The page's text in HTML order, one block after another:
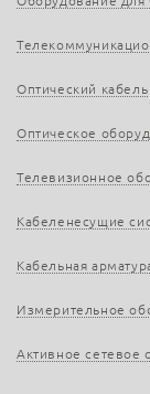
Оптический кабель
Оптическое
Телевизионное
Кабеленесущие
Кабельная
Измерительное
Активное сетевое